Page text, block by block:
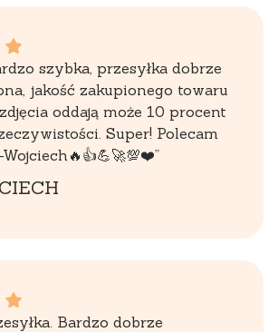
ocenę: 5
szybka, przesyłka dobrze
jakość zakupionego towaru
oddają może 10 procent
Super! Polecam
ocenę: 5
Bardzo dobrze